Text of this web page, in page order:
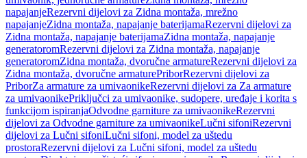
napajanjeRezervni dijelovi za Zidna montaža, mrežno
napajanjeZidna montaža, napajanje baterijamaRezervni dijelovi za
Zidna montaža, napajanje baterijamaZidna montaža, napajanje
generatoromRezervni dijelovi za Zidna montaža, napajanje
generatoromZidna montaža, dvoručne armatureRezervni dijelovi za
Zidna montaža, dvoručne armaturePriborRezervni dijelovi za
PriborZa armature za umivaonikeRezervni dijelovi za Za armature
za umivaonikePriključci za umivaonike, sudopere, uređaje i korita s
funkcijom ispiranjaOdvodne garniture za umivaonikeRezervni
dijelovi za Odvodne garniture za umivaonikeLučni sifoniRezervni
dijelovi za Lučni sifoniLučni sifoni, model za uštedu
prostoraRezervni dijelovi za Lučni sifoni, model za uštedu